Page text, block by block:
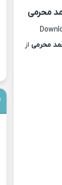
محرمی
محرمی از